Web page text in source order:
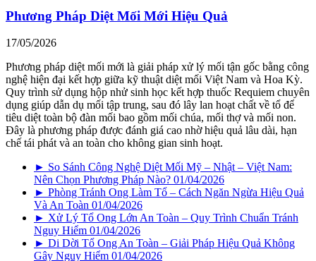
Phương Pháp Diệt Mối Mới Hiệu Quả
17/05/2026
Phương pháp diệt mối mới là giải pháp xử lý mối tận gốc bằng công
nghệ hiện đại kết hợp giữa kỹ thuật diệt mối Việt Nam và Hoa Kỳ.
Quy trình sử dụng hộp nhử sinh học kết hợp thuốc Requiem chuyên
dụng giúp dẫn dụ mối tập trung, sau đó lây lan hoạt chất về tổ để
tiêu diệt toàn bộ đàn mối bao gồm mối chúa, mối thợ và mối non.
Đây là phương pháp được đánh giá cao nhờ hiệu quả lâu dài, hạn
chế tái phát và an toàn cho không gian sinh hoạt.
► So Sánh Công Nghệ Diệt Mối Mỹ – Nhật – Việt Nam:
Nên Chọn Phương Pháp Nào? 01/04/2026
► Phòng Tránh Ong Làm Tổ – Cách Ngăn Ngừa Hiệu Quả
Và An Toàn 01/04/2026
► Xử Lý Tổ Ong Lớn An Toàn – Quy Trình Chuẩn Tránh
Nguy Hiểm 01/04/2026
► Di Dời Tổ Ong An Toàn – Giải Pháp Hiệu Quả Không
Gây Nguy Hiểm 01/04/2026